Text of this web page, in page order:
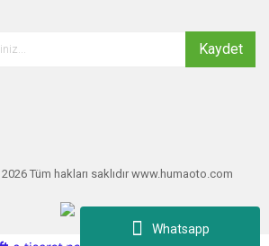
Whatsapp
Kaydet
Tüm hakları saklıdır www.humaoto.com